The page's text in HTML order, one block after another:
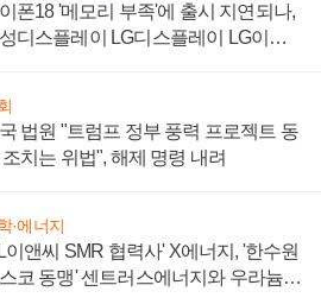
폰18 '메모리 부족'에 출시 지연되나,
디스플레이 LG디스플레이 LG이노
법원 "트럼프 정부 풍력 프로젝트 동
치는 위법", 해제 명령 내려
·에너지
이앤씨 SMR 협력사' X에너지, '한수원
코 동맹' 센트러스에너지와 우라늄